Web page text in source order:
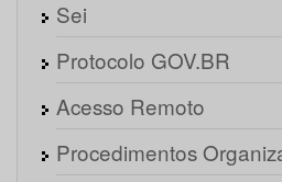
Sei
Protocolo GOV.BR
Acesso Remoto
Procedimentos